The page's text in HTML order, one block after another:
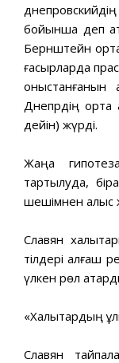
бойынша деп
Бернштейн
ғасырларда
Днепрдің орта
дейін) жүрді.
Жаңа
тартылуда,
шешімнен алыс
Славян
тілдері алғаш
үлкен рөл
«Халықтардың
Славян